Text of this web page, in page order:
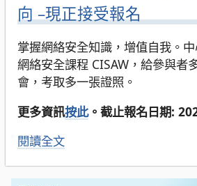
向 –現正接受報名
掌握網絡安全知識，增值自我。
網絡安全課程 CISAW，給參與者
會，考取多一張證照。
更多資訊按此。截止報名日期:
閱讀全文